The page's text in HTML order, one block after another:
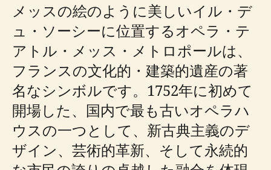
メッスの絵のように美しいイル・デ
ュ・ソーシーに位置するオペラ・テ
アトル・メッス・メトロポールは、
フランスの文化的・建築的遺産の著
名なシンボルです。1752年に初めて
開場した、国内で最も古いオペラハ
ウスの一つとして、新古典主義のデ
ザイン、芸術的革新、そして永続的